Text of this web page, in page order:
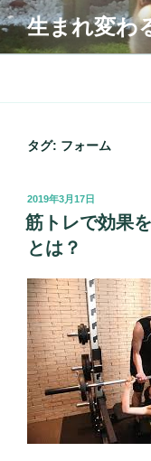
コ
ン
テ
生まれ変わ
タグ: フォーム
投
稿
日:
2019年3月17日
筋トレで効果
とは？